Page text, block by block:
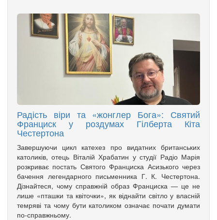
Радість віри та «жонглер Бога»: Святий
Франциск у роздумах Гілберта Кіта
Честертона
Завершуючи цикл катехез про видатних британських
католиків, отець Віталій Храбатин у студії Радіо Марія
розкриває постать Святого Франциска Асизького через
бачення легендарного письменника Г. К. Честертона.
Дізнайтеся, чому справжній образ Франциска — це не
лише «пташки та квіточки», як віднайти світло у власній
темряві та чому бути католиком означає почати думати
по-справжньому.